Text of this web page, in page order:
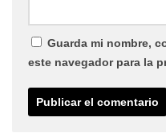
Guarda mi nombre,
este navegador para la